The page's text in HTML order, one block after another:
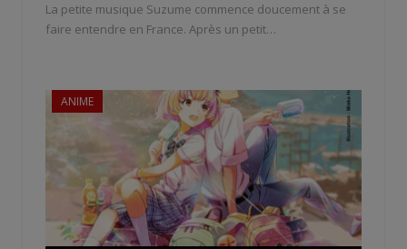
La petite musique Suzume commence doucement à se
faire entendre en France. Après un petit…
ANIME